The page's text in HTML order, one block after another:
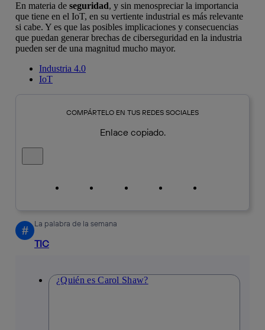
En materia de seguridad, y sin menospreciar la importancia
que tiene en el IoT, en su vertiente industrial es más relevante
si cabe. Y es que las posibles implicaciones y consecuencias
que puedan generar brechas de ciberseguridad en la industria
pueden ser de una magnitud mucho mayor.
Industria 4.0
IoT
COMPÁRTELO EN TUS REDES SOCIALES
Enlace copiado.
# La palabra de la semana
TIC
¿Quién es Carol Shaw?